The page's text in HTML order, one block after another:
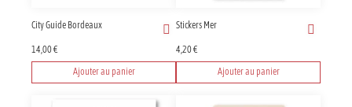
City Guide Bordeaux
14,00€
Ajouter au panier
Stickers Mer
4,20€
Ajouter au panier